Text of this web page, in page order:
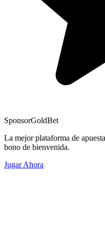
SponsorGoldBet
La mejor plataforma de
bono de bienvenida.
Jugar Ahora